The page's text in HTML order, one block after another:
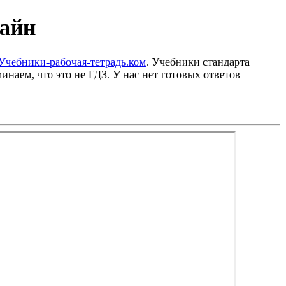
рабочая-тетрадь.ком. Учебники стандарта
что это не ГДЗ. У нас нет готовых ответов